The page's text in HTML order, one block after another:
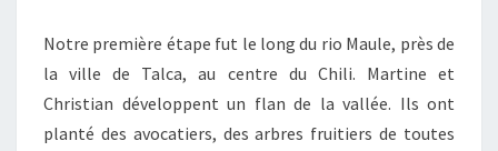
Notre première étape fut le long du rio Maule, près de
la ville de Talca, au centre du Chili. Martine et
Christian développent un flan de la vallée. Ils ont
planté des avocatiers, des arbres fruitiers de toutes